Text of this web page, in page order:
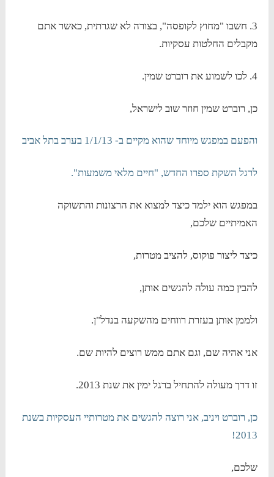
3. חשבו "מחוץ לקופסה", בצורה לא שגרתית, כאשר אתם
מקבלים החלטות עסקיות.
4. לכו לשמוע את רוברט שמין.
כן, רוברט שמין חוזר שוב לישראל,
והפעם במפגש מיוחד שהוא מקיים ב- 1/1/13 בערב בתל אביב
לרגל השקת ספרו החדש, "חיים מלאי משמעות".
במפגש הוא ילמד כיצד למצוא את הרצונות והתשוקה
האמיתיים שלכם,
כיצד ליצור פוקוס, להציב מטרות,
להבין כמה עולה להגשים אותן,
ולממן אותן בעזרת רווחים מהשקעה בנדל"ן.
אני אהיה שם, וגם אתם ממש רוצים להיות שם.
זו דרך מעולה להתחיל ברגל ימין את שנת 2013.
כן, רוברט ויניב, אני רוצה להגשים את מטרותיי העסקיות בשנת
2013!
שלכם,